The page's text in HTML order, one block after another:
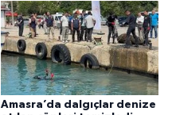
Amasra’da dalgıçlar denize